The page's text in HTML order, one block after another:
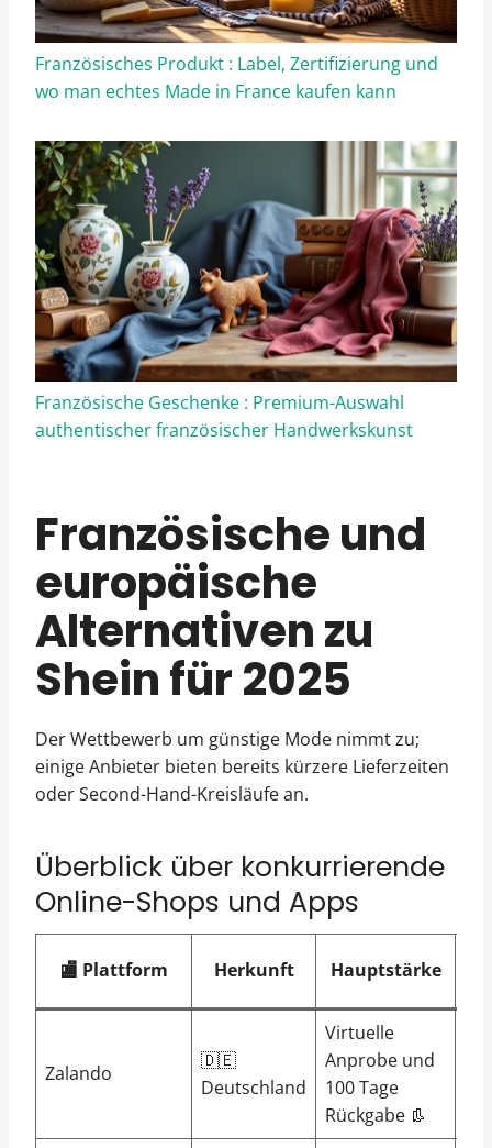
Französisches Produkt : Label, Zertifizierung und
wo man echtes Made in France kaufen kann
Französische Geschenke : Premium-Auswahl
authentischer französischer Handwerkskunst
Französische und
europäische
Alternativen zu
Shein für 2025
Der Wettbewerb um günstige Mode nimmt zu;
einige Anbieter bieten bereits kürzere Lieferzeiten
oder Second-Hand-Kreisläufe an.
Überblick über konkurrierende
Online-Shops und Apps
🏬 Plattform Herkunft Hauptstärke
Zalando
🇩🇪
Deutschland
Virtuelle
Anprobe und
100 Tage
Rückgabe 👢